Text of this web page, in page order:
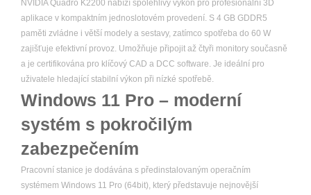
NVIDIA Quadro K2200 nabízí spolehlivý výkon pro profesionální 3D
aplikace v kompaktním jednoslotovém provedení. S 4 GB GDDR5
paměti zvládne i větší modely a sestavy, zatímco spotřeba do 60 W
zajišťuje efektivní provoz. Umožňuje připojit až čtyři monitory současně
a je certifikována pro klíčový CAD a DCC software. Je ideální pro
uživatele hledající stabilní výkon při nízké spotřebě.
Windows 11 Pro – moderní
systém s pokročilým
zabezpečením
Pracovní stanice je dodávána s předinstalovaným operačním
systémem Windows 11 Pro (64bit), který představuje nejnovější